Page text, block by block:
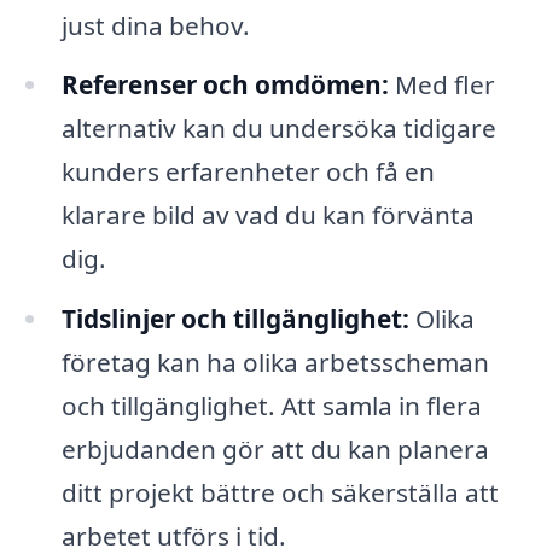
just dina behov.
Referenser och omdömen: Med fler
alternativ kan du undersöka tidigare
kunders erfarenheter och få en
klarare bild av vad du kan förvänta
dig.
Tidslinjer och tillgänglighet: Olika
företag kan ha olika arbetsscheman
och tillgänglighet. Att samla in flera
erbjudanden gör att du kan planera
ditt projekt bättre och säkerställa att
arbetet utförs i tid.